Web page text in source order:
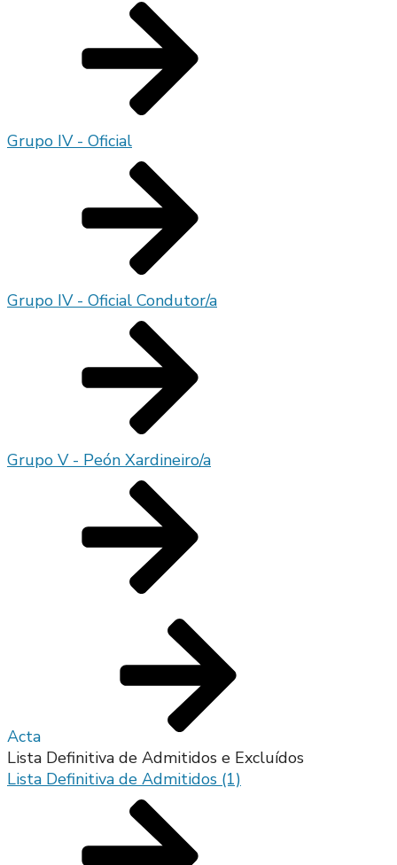
Grupo IV - Oficial
Grupo IV - Oficial Condutor/a
Grupo V - Peón Xardineiro/a
Acta
Lista Definitiva de Admitidos e Excluídos
Lista Definitiva de Admitidos (1)